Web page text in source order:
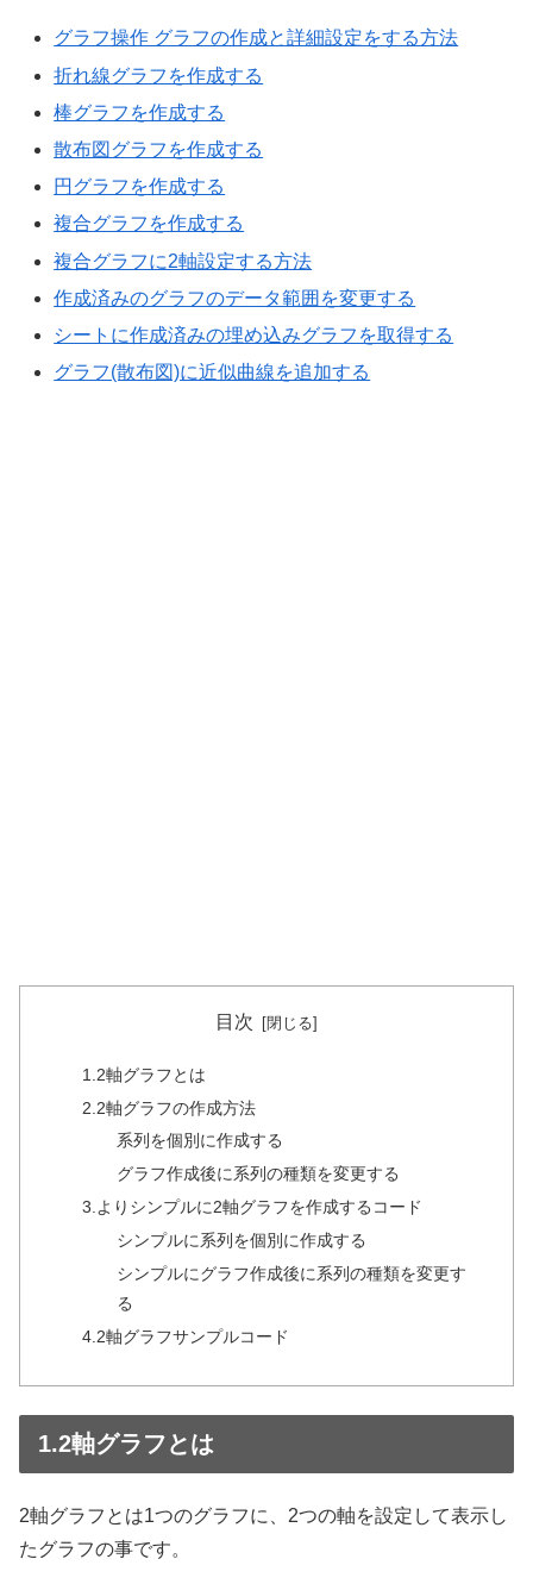
グラフ操作 グラフの作成と詳細設定をする方法
折れ線グラフを作成する
棒グラフを作成する
散布図グラフを作成する
円グラフを作成する
複合グラフを作成する
複合グラフに2軸設定する方法
作成済みのグラフのデータ範囲を変更する
シートに作成済みの埋め込みグラフを取得する
グラフ(散布図)に近似曲線を追加する
目次
1.2軸グラフとは
2.2軸グラフの作成方法
系列を個別に作成する
グラフ作成後に系列の種類を変更する
3.よりシンプルに2軸グラフを作成するコード
シンプルに系列を個別に作成する
シンプルにグラフ作成後に系列の種類を変更す
る
4.2軸グラフサンプルコード
1.2軸グラフとは
2軸グラフとは1つのグラフに、2つの軸を設定して表示し
たグラフの事です。